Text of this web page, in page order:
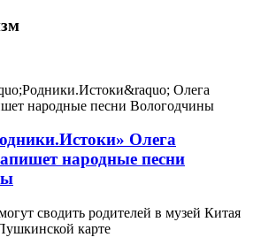
Олега
народные песни